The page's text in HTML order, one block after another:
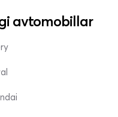
avtomobillar